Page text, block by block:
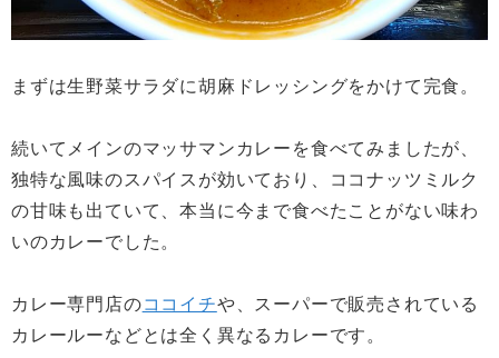
まずは生野菜サラダに胡麻ドレッシングをかけて完食。
続いてメインのマッサマンカレーを食べてみましたが、
独特な風味のスパイスが効いており、ココナッツミルク
の甘味も出ていて、本当に今まで食べたことがない味わ
いのカレーでした。
カレー専門店のココイチや、スーパーで販売されている
カレールーなどとは全く異なるカレーです。